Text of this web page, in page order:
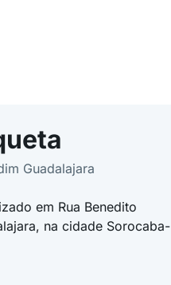
Guadalajara
em Rua Benedito
na cidade Sorocaba-